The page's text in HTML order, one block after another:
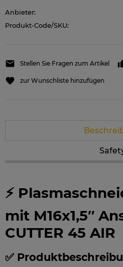
Anbieter:
Produkt-Code/SKU:
Stellen Sie Fragen zum Artikel
zur Wunschliste hinzufügen
⚡
mit M16x1,5″
CUTTER 45 AIR
✅